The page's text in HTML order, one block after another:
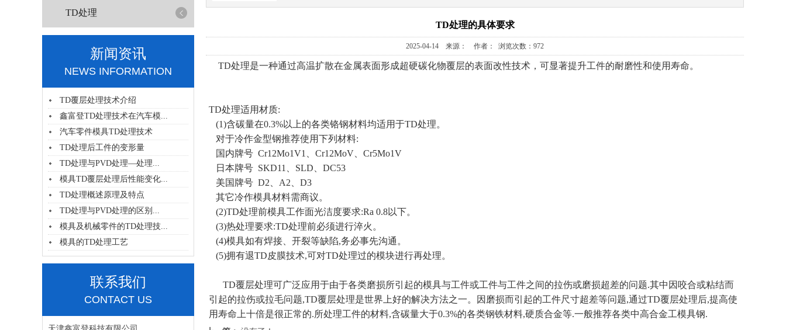
TD处理
新闻资讯
NEWS INFORMATION
TD覆层处理技术介绍
鑫富登TD处理技术在汽车模...
汽车零件模具TD处理技术
TD处理后工件的变形量
TD处理与PVD处理—处理...
模具TD覆层处理后性能变化...
TD处理概述原理及特点
TD处理与PVD处理的区别...
模具及机械零件的TD处理技...
模具的TD处理工艺
联系我们
CONTACT US
TD处理的具体要求
2025-04-14 来源： 作者： 浏览次数：972
TD处理‌是一种通过高温扩散在金属表面形成超硬碳化物覆层的表面改性技术，可显著提升工件的耐磨性和使用寿命。
TD处理适用材质:
(1)含碳量在0.3%以上的各类铬钢材料均适用于TD处理。
对于冷作金型钢推荐使用下列材料:
国内牌号 Cr12Mo1V1、Cr12MoV、Cr5Mo1V
日本牌号 SKD11、SLD、DC53
美国牌号 D2、A2、D3
其它冷作模具材料需商议。
(2)TD处理前模具工作面光洁度要求:Ra 0.8以下。
(3)热处理要求:TD处理前必须进行淬火。
(4)模具如有焊接、开裂等缺陷,务必事先沟通。
(5)拥有退TD皮膜技术,可对TD处理过的模块进行再处理。
TD覆层处理可广泛应用于由于各类磨损所引起的模具与工件或工件与工件之间的拉伤或磨损超差的问题.其中因咬合或粘结而
引起的拉伤或拉毛问题,TD覆层处理是世界上好的解决方法之一。因磨损而引起的工件尺寸超差等问题,通过TD覆层处理后,提高使
用寿命上十倍是很正常的.所处理工件的材料,含碳量大于0.3%的各类钢铁材料,硬质合金等.一般推荐各类中高合金工模具钢.